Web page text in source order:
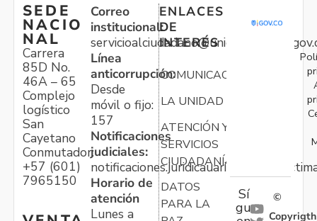
SEDE
NACIO
NAL
Carrera
85D No.
46A – 65
Complejo
logístico
San
Cayetano
Conmutador:
+57 (601)
7965150
Correo
institucional:
Línea
anticorrupción:
Desde
móvil o fijo:
157
Notificaciones
judiciales:
Horario de
atención
Lunes a
ENLACES
DE
INTERÉS
COMUNICACIONES
LA UNIDAD
ATENCIÓN Y
SERVICIOS
CIUDADANÍA
DATOS
PARA LA
Sí
gu
©
Copyrigth